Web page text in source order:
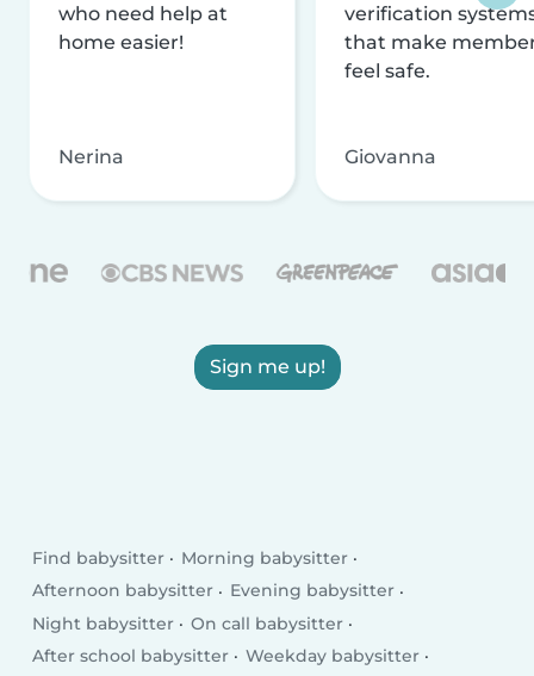
who need help at
home easier!
Nerina
verification
that make
feel safe.
Giovanna
Sign me up!
Find babysitter
Morning babysitter
Afternoon babysitter
Evening babysitter
Night babysitter
On call babysitter
After school babysitter
Weekday babysitter